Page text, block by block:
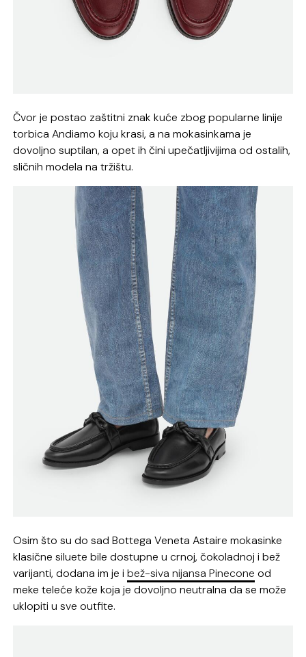
Čvor je postao zaštitni znak kuće zbog popularne linije
torbica Andiamo koju krasi, a na mokasinkama je
dovoljno suptilan, a opet ih čini upečatljivijima od ostalih,
sličnih modela na tržištu.
Osim što su do sad Bottega Veneta Astaire mokasinke
klasične siluete bile dostupne u crnoj, čokoladnoj i bež
varijanti, dodana im je ibež-siva nijansa Pinecone od
meke teleće kože koja je dovoljno neutralna da se može
uklopiti u sve outfite.